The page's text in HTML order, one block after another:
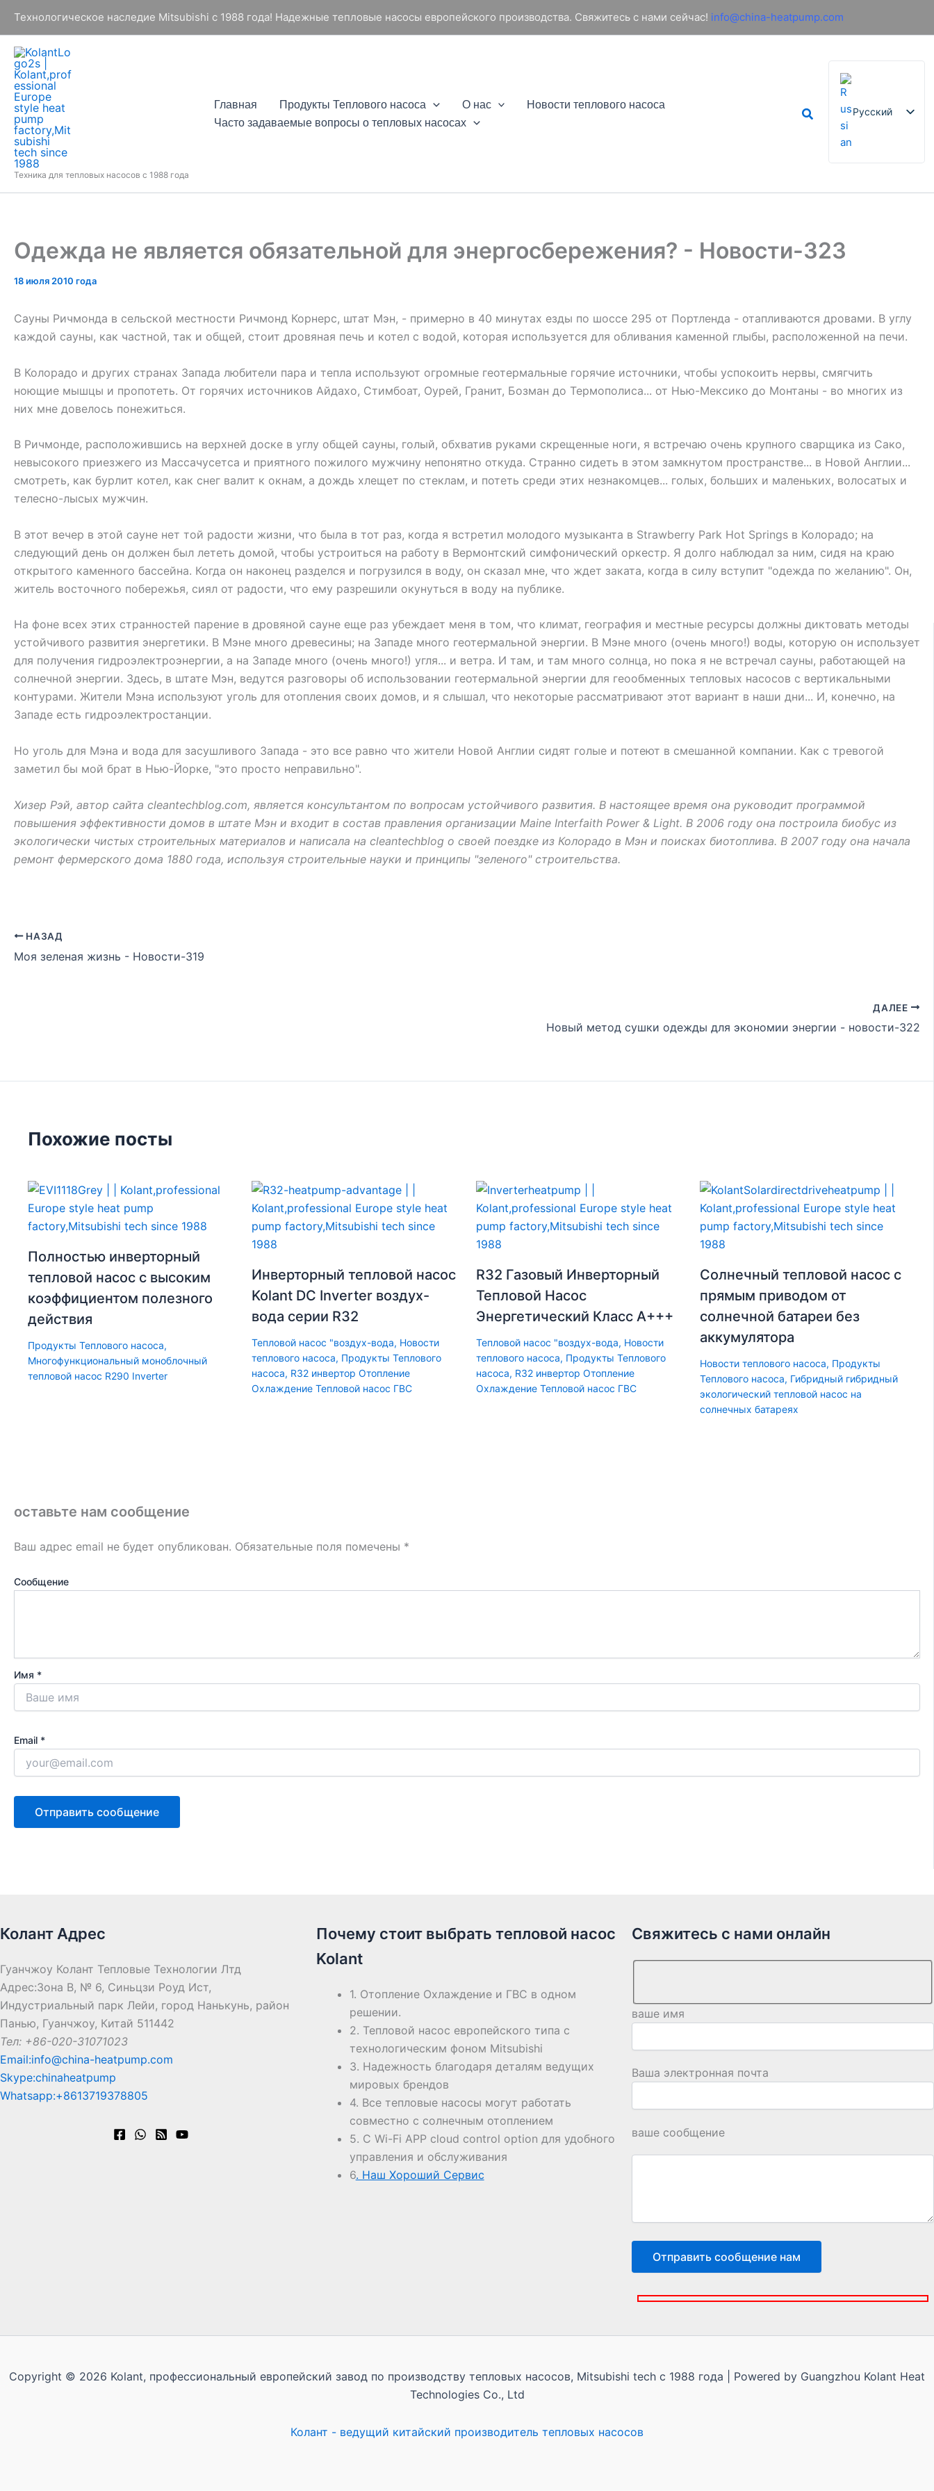
содержимому
Технологическое наследие Mitsubishi с 1988 года! Надежные тепловые насосы европейского производства. Свяжитесь с нами сейчас! info@china-heatpump.com
Техника для тепловых насосов с 1988 года
Главная Продукты Теплового насоса О нас
Новости теплового насоса
Часто задаваемые вопросы о тепловых насосах
Поиск Русский
English
Одежда не является обязательной для энергосбережения? - Новости-323
18 июля 2010 года
Сауны Ричмонда в сельской местности Ричмонд Корнерс, штат Мэн, - примерно в 40 минутах езды по шоссе 295 от Портленда - отапливаются дровами. В углу
каждой сауны, как частной, так и общей, стоит дровяная печь и котел с водой, которая используется для обливания каменной глыбы, расположенной на печи.
В Колорадо и других странах Запада любители пара и тепла используют огромные геотермальные горячие источники, чтобы успокоить нервы, смягчить
ноющие мышцы и пропотеть. От горячих источников Айдахо, Стимбоат, Оурей, Гранит, Бозман до Термополиса... от Нью-Мексико до Монтаны - во многих из
них мне довелось понежиться.
В Ричмонде, расположившись на верхней доске в углу общей сауны, голый, обхватив руками скрещенные ноги, я встречаю очень крупного сварщика из Сако,
невысокого приезжего из Массачусетса и приятного пожилого мужчину непонятно откуда. Странно сидеть в этом замкнутом пространстве... в Новой Англии...
смотреть, как бурлит котел, как снег валит к окнам, а дождь хлещет по стеклам, и потеть среди этих незнакомцев... голых, больших и маленьких, волосатых и
телесно-лысых мужчин.
В этот вечер в этой сауне нет той радости жизни, что была в тот раз, когда я встретил молодого музыканта в Strawberry Park Hot Springs в Колорадо; на
следующий день он должен был лететь домой, чтобы устроиться на работу в Вермонтский симфонический оркестр. Я долго наблюдал за ним, сидя на краю
открытого каменного бассейна. Когда он наконец разделся и погрузился в воду, он сказал мне, что ждет заката, когда в силу вступит "одежда по желанию". Он,
житель восточного побережья, сиял от радости, что ему разрешили окунуться в воду на публике.
На фоне всех этих странностей парение в дровяной сауне еще раз убеждает меня в том, что климат, география и местные ресурсы должны диктовать методы
устойчивого развития энергетики. В Мэне много древесины; на Западе много геотермальной энергии. В Мэне много (очень много!) воды, которую он использует
для получения гидроэлектроэнергии, а на Западе много (очень много!) угля... и ветра. И там, и там много солнца, но пока я не встречал сауны, работающей на
солнечной энергии. Здесь, в штате Мэн, ведутся разговоры об использовании геотермальной энергии для геообменных тепловых насосов с вертикальными
контурами. Жители Мэна используют уголь для отопления своих домов, и я слышал, что некоторые рассматривают этот вариант в наши дни... И, конечно, на
Западе есть гидроэлектростанции.
Но уголь для Мэна и вода для засушливого Запада - это все равно что жители Новой Англии сидят голые и потеют в смешанной компании. Как с тревогой
заметил бы мой брат в Нью-Йорке, "это просто неправильно".
Хизер Рэй, автор сайта cleantechblog.com, является консультантом по вопросам устойчивого развития. В настоящее время она руководит программой
повышения эффективности домов в штате Мэн и входит в состав правления организации Maine Interfaith Power & Light. В 2006 году она построила биобус из
экологически чистых строительных материалов и написала на cleantechblog о своей поездке из Колорадо в Мэн и поисках биотоплива. В 2007 году она начала
ремонт фермерского дома 1880 года, используя строительные науки и принципы "зеленого" строительства.
НАЗАД
Моя зеленая жизнь - Новости-319
ДАЛЕЕ
Новый метод сушки одежды для экономии энергии - новости-322
Похожие посты
Полностью инверторный
тепловой насос с высоким
коэффициентом полезного
действия
Продукты Теплового насоса,
Многофункциональный моноблочный
тепловой насос R290 Inverter
Инверторный тепловой насос
Kolant DC Inverter воздух-
вода серии R32
Тепловой насос "воздух-вода, Новости
теплового насоса, Продукты Теплового
насоса, R32 инвертор Отопление
Охлаждение Тепловой насос ГВС
R32 Газовый Инверторный
Тепловой Насос
Энергетический Класс А+++
Тепловой насос "воздух-вода, Новости
теплового насоса, Продукты Теплового
насоса, R32 инвертор Отопление
Охлаждение Тепловой насос ГВС
Солнечный тепловой насос с
прямым приводом от
солнечной батареи без
аккумулятора
Новости теплового насоса, Продукты
Теплового насоса, Гибридный гибридный
экологический тепловой насос на
солнечных батареях
оставьте нам сообщение
Ваш адрес email не будет опубликован. Обязательные поля помечены *
Сообщение
Имя *
Email *
Колант Адрес
Гуанчжоу Колант Тепловые Технологии Лтд
Адрес:Зона B, № 6, Синьцзи Роуд Ист,
Индустриальный парк Лейи, город Нанькунь, район
Панью, Гуанчжоу, Китай 511442
Тел: +86-020-31071023
Email:info@china-heatpump.com
Skype:chinaheatpump
Whatsapp:+8613719378805
Почему стоит выбрать тепловой насос
Kolant
1. Отопление Охлаждение и ГВС в одном
решении.
2. Тепловой насос европейского типа с
технологическим фоном Mitsubishi
3. Надежность благодаря деталям ведущих
мировых брендов
4. Все тепловые насосы могут работать
совместно с солнечным отоплением
5. С Wi-Fi APP cloud control option для удобного
управления и обслуживания
6. Наш Хороший Сервис
Свяжитесь с нами онлайн
ваше имя
Ваша электронная почта
ваше сообщение
Copyright © 2026 Kolant, профессиональный европейский завод по производству тепловых насосов, Mitsubishi tech с 1988 года | Powered by Guangzhou Kolant Heat
Technologies Co., Ltd
Колант - ведущий китайский производитель тепловых насосов